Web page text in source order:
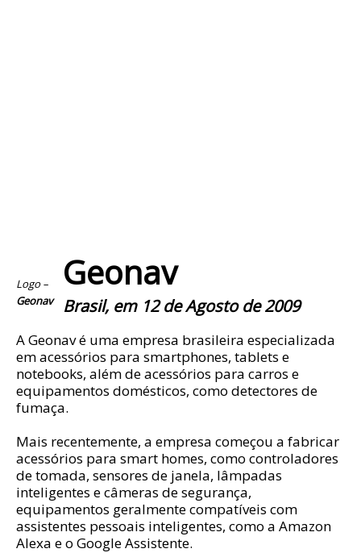
Logo –
Geonav
Geonav
Brasil, em 12 de Agosto de 2009
A Geonav é uma empresa brasileira especializada
em acessórios para smartphones, tablets e
notebooks, além de acessórios para carros e
equipamentos domésticos, como detectores de
fumaça.
Mais recentemente, a empresa começou a fabricar
acessórios para smart homes, como controladores
de tomada, sensores de janela, lâmpadas
inteligentes e câmeras de segurança,
equipamentos geralmente compatíveis com
assistentes pessoais inteligentes, como a Amazon
Alexa e o Google Assistente.